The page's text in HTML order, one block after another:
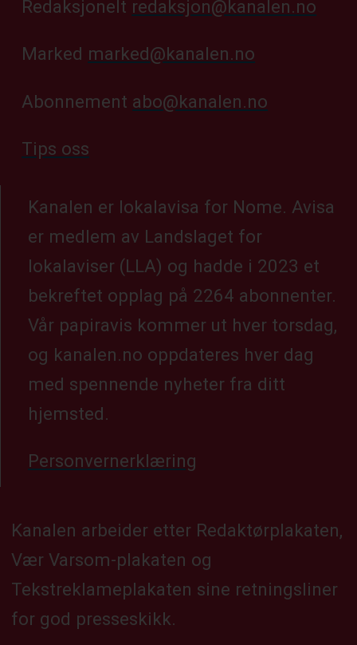
Redaksjonelt redaksjon@kanalen.no
Marked marked@kanalen.no
Abonnement abo@kanalen.no
Tips oss
Kanalen er lokalavisa for Nome. Avisa
er medlem av Landslaget for
lokalaviser (LLA) og hadde i 2023 et
bekreftet opplag på 2264 abonnenter.
Vår papiravis kommer ut hver torsdag,
og kanalen.no oppdateres hver dag
med spennende nyheter fra ditt
hjemsted.
Personvernerklæring
Kanalen arbeider etter Redaktørplakaten,
Vær Varsom-plakaten og
Tekstreklameplakaten sine retningsliner
for god presseskikk.